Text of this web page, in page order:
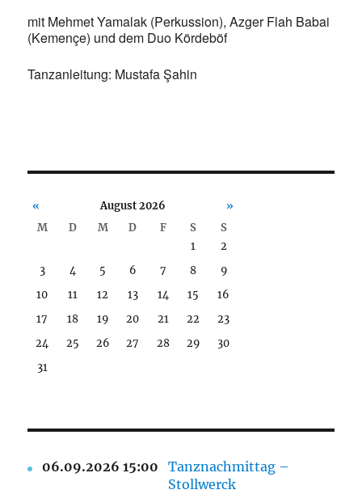
mit Mehmet Yamalak (Perkussion), Azger Flah Babai
(Kemençe) und dem Duo Kördeböf
Tanzanleitung: Mustafa Şahin
« August 2026
»
M
D M D F S
S
1
2
3
4 5 6 7 8
9
10
11 12 13 14 15
16
17
18 19 20 21 22
23
24
25 26 27 28 29
30
31
06.09.2026 15:00
Tanznachmittag –
Stollwerck